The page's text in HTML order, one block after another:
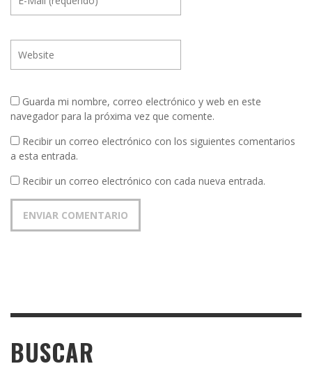
Guarda mi nombre, correo electrónico y web en este
navegador para la próxima vez que comente.
Recibir un correo electrónico con los siguientes comentarios
a esta entrada.
Recibir un correo electrónico con cada nueva entrada.
BUSCAR